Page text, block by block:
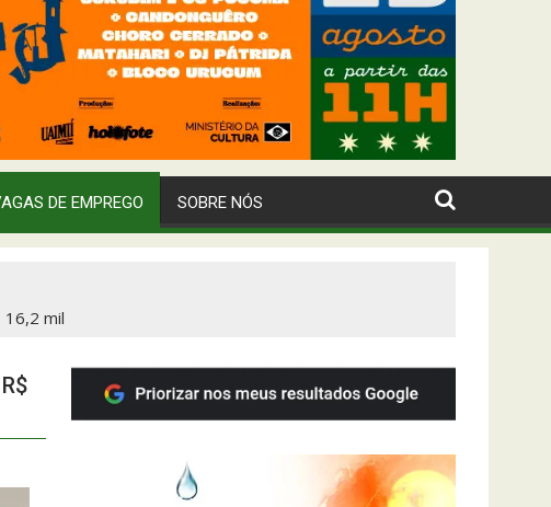
DE EMPREGO SOBRE NÓS
mil